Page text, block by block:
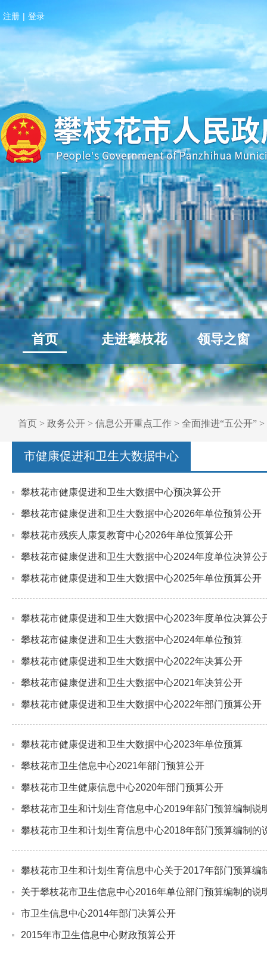
注册 | 登录
首页 走进攀枝花 领导之窗
首页 > 政务公开 > 信息公开重点工作 > 全面推进“五公开” >
市健康促进和卫生大数据中心
攀枝花市健康促进和卫生大数据中心预决算公开
攀枝花市健康促进和卫生大数据中心2026年单位预算公开
攀枝花市残疾人康复教育中心2026年单位预算公开
攀枝花市健康促进和卫生大数据中心2024年度单位决算公
攀枝花市健康促进和卫生大数据中心2025年单位预算公开
攀枝花市健康促进和卫生大数据中心2023年度单位决算公
攀枝花市健康促进和卫生大数据中心2024年单位预算
攀枝花市健康促进和卫生大数据中心2022年决算公开
攀枝花市健康促进和卫生大数据中心2021年决算公开
攀枝花市健康促进和卫生大数据中心2022年部门预算公开
攀枝花市健康促进和卫生大数据中心2023年单位预算
攀枝花市卫生信息中心2021年部门预算公开
攀枝花市卫生健康信息中心2020年部门预算公开
攀枝花市卫生和计划生育信息中心2019年部门预算编制说
攀枝花市卫生和计划生育信息中心2018年部门预算编制的
攀枝花市卫生和计划生育信息中心关于2017年部门预算编
关于攀枝花市卫生信息中心2016年单位部门预算编制的说
市卫生信息中心2014年部门决算公开
2015年市卫生信息中心财政预算公开